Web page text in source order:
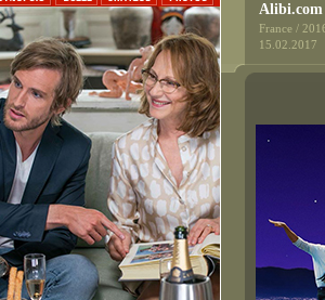
Alibi.com
France /
15.02.2017